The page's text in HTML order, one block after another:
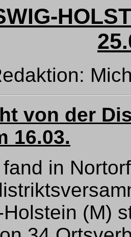
von der
16.03.
in
(M)